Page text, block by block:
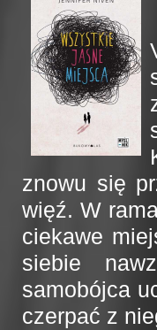
znowu się
więź. W
ciekawe
siebie
samobójca
czerpać z